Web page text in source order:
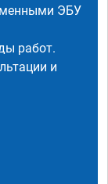
ЭБУ
работ.
и